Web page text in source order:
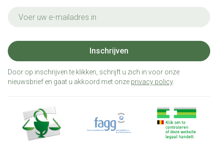
Inschrijven
Door op inschrijven te klikken, schrijft u zich in voor onze
nieuwsbrief en gaat u akkoord met onze privacy policy.